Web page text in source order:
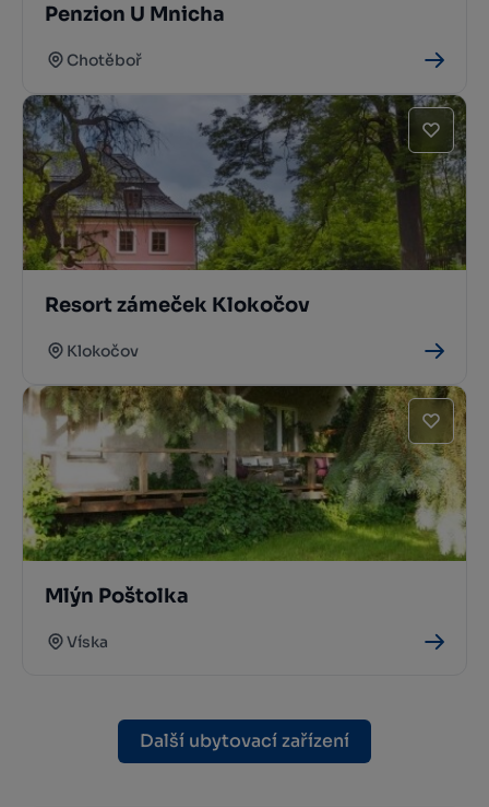
Penzion U Mnicha
Chotěboř
Resort zámeček Klokočov
Klokočov
Mlýn Poštolka
Víska
Další ubytovací zařízení